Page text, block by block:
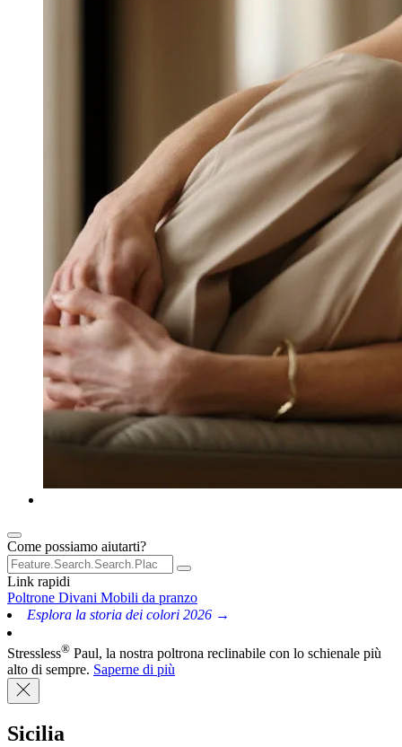
Come possiamo aiutarti?
Link rapidi
Poltrone Divani Mobili da pranzo
Esplora la storia dei colori 2026 →
Stressless® Paul, la nostra poltrona reclinabile con lo schienale più
alto di sempre. Saperne di più
Sicilia